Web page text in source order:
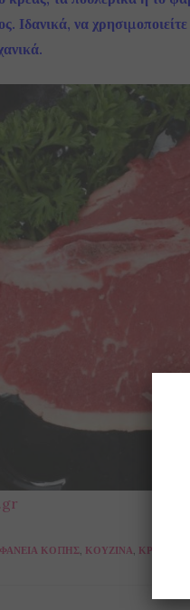
Ιδανικά, να
ΚΟΠΉΣ, ΚΟΥΖΊΝΑ, ΚΡΈΑΣ